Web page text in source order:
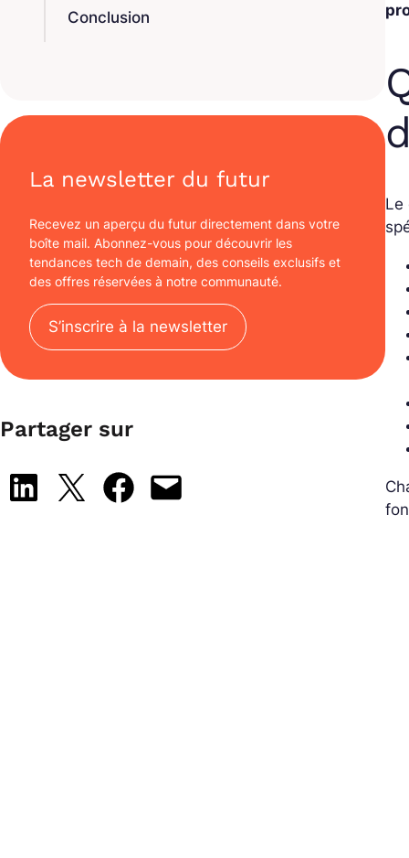
Conclusion
La newsletter du futur
Recevez un aperçu du futur directement dans votre
boîte mail. Abonnez-vous pour découvrir les
tendances tech de demain, des conseils exclusifs et
des offres réservées à notre communauté.
S’inscrire à la newsletter
Partager sur
Share on LinkedIn
Share on X Share on Facebook
Email this Page
Le